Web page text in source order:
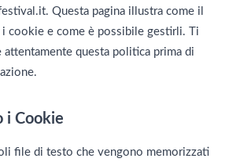
Questa pagina illustra come il
cookie e come è possibile gestirli. Ti
attentamente questa politica prima di
i Cookie
file di testo che vengono memorizzati